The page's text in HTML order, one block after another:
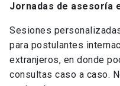
Jornadas de asesoría
Sesiones
para postulantes
extranjeros, en donde
consultas caso a caso.